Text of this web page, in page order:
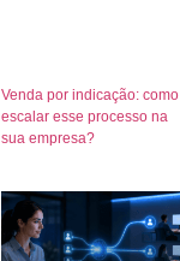
Venda por indicação: como
escalar esse processo na
sua empresa?